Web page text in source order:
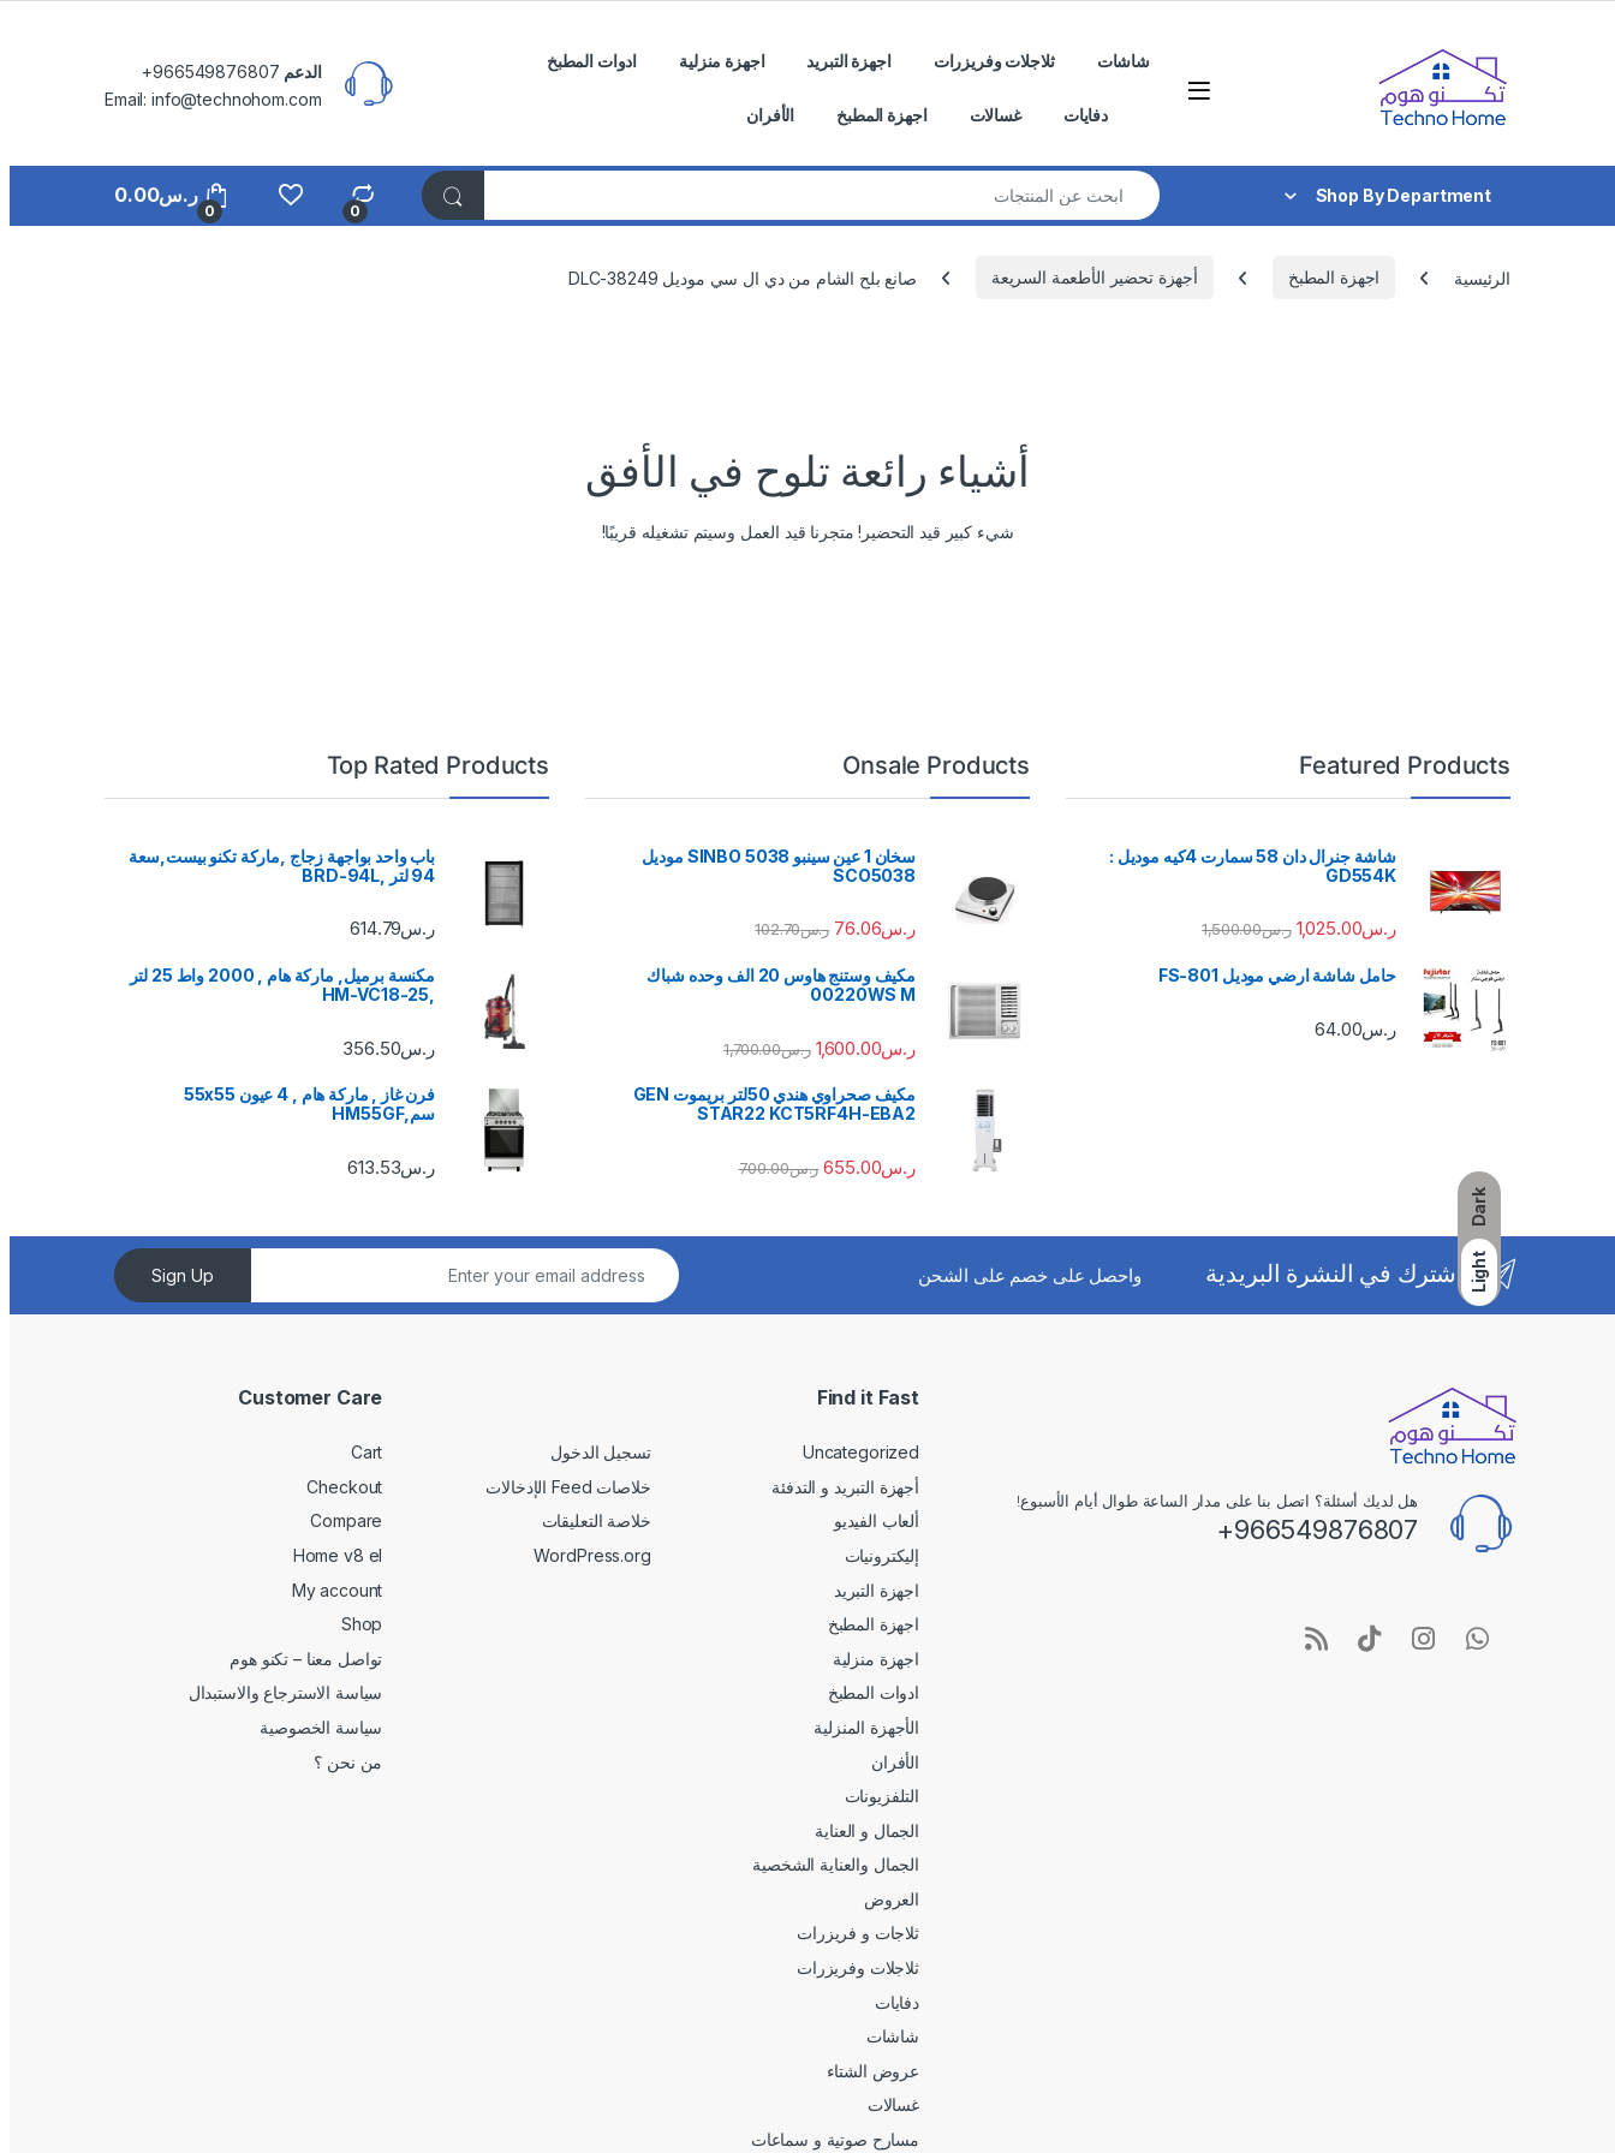
Dark
Light
شاشات ثلاجلات وفريزرات اجهزة التبريد اجهزة منزلية ادوات المطبخ
دفايات غسالات اجهزة المطبخ الأفران
الدعم
Email: info@technohom.com
Shop By Department
Search for:
0
0
ر.س0.00
الرئيسية اجهزة المطبخ أجهزة تحضير الأطعمة السريعة صانع بلح الشام من دي ال سي موديل DLC-38249
أشياء رائعة تلوح في الأفق
شيء كبير قيد التحضير! متجرنا قيد العمل وسيتم تشغيله قريبًا!
Featured Products
شاشة جنرال دان 58 سمارت 4كيه موديل :
GD554K
ر.س1,025.00 ر.س1,500.00
حامل شاشة ارضي موديل FS-801
ر.س64.00
Onsale Products
سخان 1 عين سينبو 5038 SINBO موديل
SCO5038
ر.س76.06 ر.س102.70
مكيف وستنج هاوس 20 الف وحده شباك
00220WS M
ر.س1,600.00 ر.س1,700.00
مكيف صحراوي هندي 50لتر بريموت GEN
STAR22 KCT5RF4H-EBA2
ر.س655.00 ر.س700.00
Top Rated Products
باب واحد بواجهة زجاج ,ماركة تكنو بيست,سعة
94 لتر ,BRD-94L
ر.س614.79
مكنسة برميل, ماركة هام , 2000 واط 25 لتر
ر.س356.50
فرن غاز , ماركة هام , 4 عيون 55x55
سم,HM55GF
ر.س613.53
اشترك في النشرة البريدية واحصل على خصم على الشحن Sign Up
هل لديك أسئلة؟ اتصل بنا على مدار الساعة طوال أيام الأسبوع!
Find it Fast
Uncategorized
أجهزة التبريد و التدفئة
ألعاب الفيديو
إليكترونيات
اجهزة التبريد
اجهزة المطبخ
اجهزة منزلية
ادوات المطبخ
الأجهزة المنزلية
الأفران
التلفزيونات
الجمال و العناية
الجمال والعناية الشخصية
العروض
ثلاجات و فريزرات
ثلاجلات وفريزرات
دفايات
شاشات
عروض الشتاء
غسالات
مسارح صوتية و سماعات
تسجيل الدخول
خلاصات Feed الإدخالات
خلاصة التعليقات
WordPress.org
Customer Care
Cart
Checkout
Compare
Home v8 el
My account
Shop
تواصل معنا – تكنو هوم
سياسة الاسترجاع والاستبدال
سياسة الخصوصية
من نحن ؟